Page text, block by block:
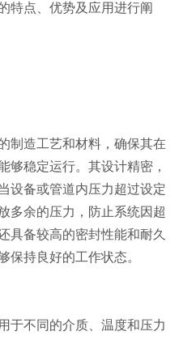
特点、优势及应用进行阐
造工艺和材料，确保其在
够稳定运行。其设计精密，
设备或管道内压力超过设定
多余的压力，防止系统因超
具备较高的密封性能和耐久
保持良好的工作状态。
不同的介质、温度和压力